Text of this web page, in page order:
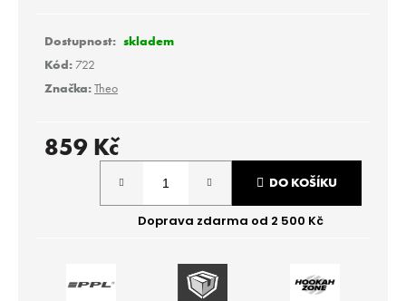
skladem
Kód: 722
Značka:Theo
859 Kč
DO KOŠÍKU